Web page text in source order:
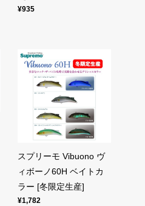
¥935
スプリーモ Vibuono ヴ
ィボーノ60H ベイトカ
ラー [冬限定生産]
¥1,782